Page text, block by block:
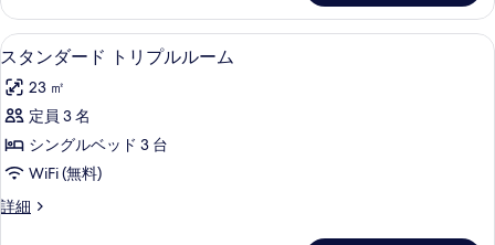
表
示
す
る
ル
コ
ニ
ー
シ
テ
ィ
ー
ド
ル
ム
バ
コ
ニ
シ
ス
タ
ン
ダ
ー
ド
ト
1 室のベッドルーム、高級寝具、羽
4
スタンダード トリプルルーム
23 ㎡
定員 3 名
シングルベッド 3 台
WiFi (無料)
詳細
ス